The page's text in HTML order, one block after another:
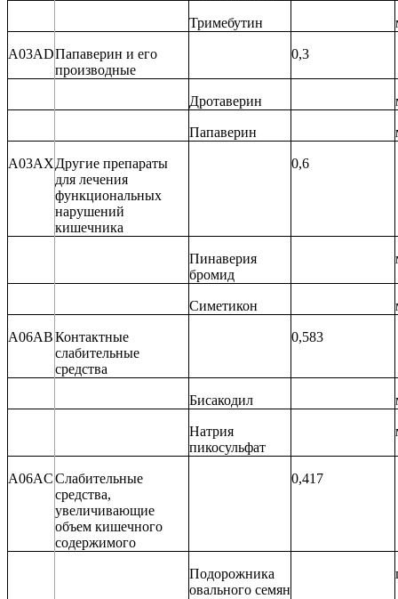
Тримебутин
A03ADПапаверин и его
производные
0,3
Дротаверин
Папаверин
A03AXДругие препараты
для лечения
функциональных
нарушений
кишечника
0,6
Пинаверия
бромид
Симетикон
A06ABКонтактные
слабительные
средства
0,583
Бисакодил
Натрия
пикосульфат
A06ACСлабительные
средства,
увеличивающие
объем кишечного
содержимого
0,417
Подорожника
овального семян